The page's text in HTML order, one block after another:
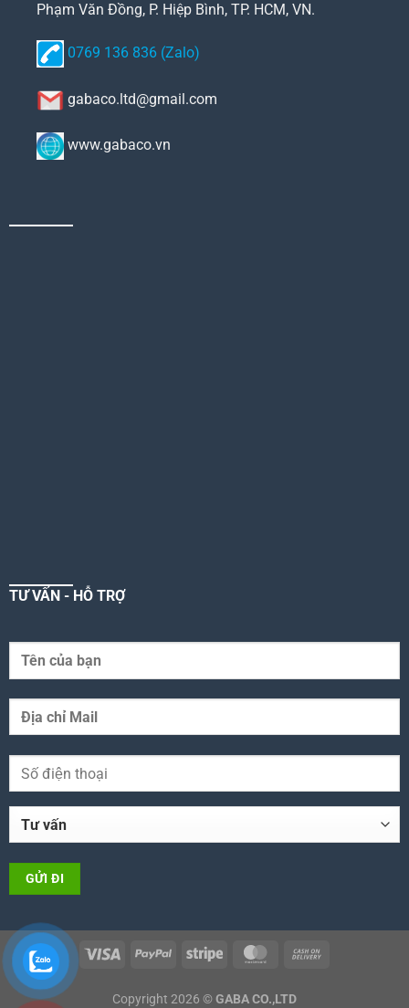
Phạm Văn Đồng, P. Hiệp Bình, TP. HCM, VN.
0769 136 836 (Zalo)
gabaco.ltd@gmail.com
www.gabaco.vn
TƯ VẤN - HỖ TRỢ
Copyright 2026 © GABA CO.,LTD